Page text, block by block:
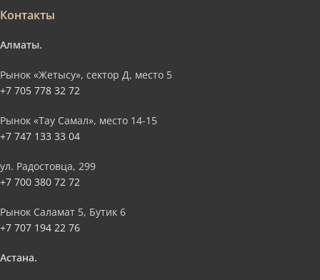
Контакты
Алматы.
Рынок «Жетысу», сектор Д, место 5
+7 705 778 32 72
Рынок «Тау Самал», место 14-15
+7 747 133 33 04
ул. Радостовца, 299
+7 700 380 72 72
Рынок Саламат 5, Бутик 6
+7 707 194 22 76
Астана.